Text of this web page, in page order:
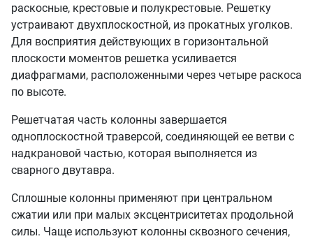
раскосные, крестовые и полукрестовые. Решетку
устраивают двухплоскостной, из прокатных уголков.
Для восприятия действующих в горизонтальной
плоскости моментов решетка усиливается
диафрагмами, расположенными через четыре раскоса
по высоте.
Решетчатая часть колонны завершается
одноплоскостной траверсой, соединяющей ее ветви с
надкрановой частью, которая выполняется из
сварного двутавра.
Сплошные колонны применяют при центральном
сжатии или при малых эксцентриситетах продольной
силы. Чаще используют колонны сквозного сечения,